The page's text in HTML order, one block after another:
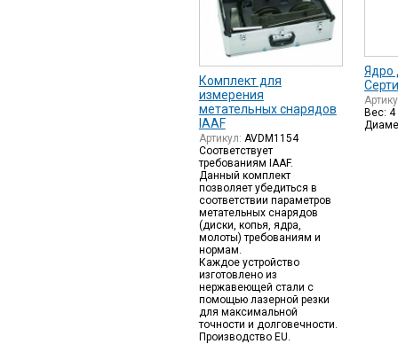
Комплект для
измерения
метательных снарядов
IAAF
Артикул: AVDM1154
Соответствует
требованиям IAAF.
Данный комплект
позволяет убедиться в
соответствии параметров
метательных снарядов
(диски, копья, ядра,
молоты) требованиям и
нормам.
Каждое устройство
изготовлено из
нержавеющей стали с
помощью лазерной резки
для максимальной
точности и долговечности.
Производство EU.
Ядро
Вес: 4